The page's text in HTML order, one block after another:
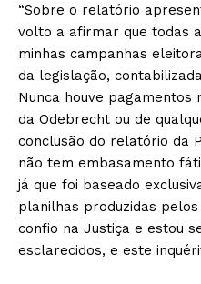
“Sobre o relatório
volto a afirmar que todas
minhas campanhas
da legislação,
Nunca houve
da Odebrecht ou de
conclusão do relatório da
não tem embasamento
já que foi baseado
planilhas produzidas
confio na Justiça e estou
esclarecidos, e este